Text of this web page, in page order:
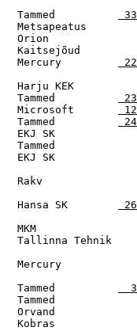
Tammed
33
Mercury
22
Tammed
23
Microsoft
12
Tammed
24
Hansa SK
26
Tammed
  3